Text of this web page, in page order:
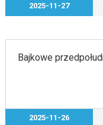
2025-11-27
Bajkowe
2025-11-26